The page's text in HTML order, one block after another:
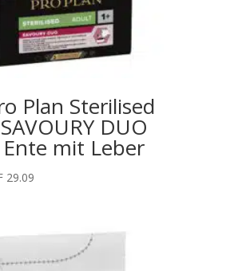
Plan Sterilised
DUO
Ente mit Leber
29.09Preisspanne:
CHF 29.09